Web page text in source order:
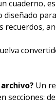
cuaderno,
diseñado
recuerdos,
Un
secciones: